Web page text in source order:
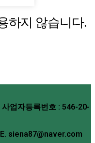
하지 않습니다.
업자등록번호 : 546-20-
siena87@naver.com